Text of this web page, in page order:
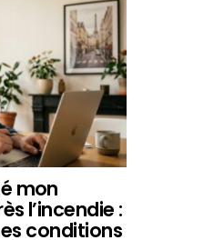
mon
l’incendie :
conditions